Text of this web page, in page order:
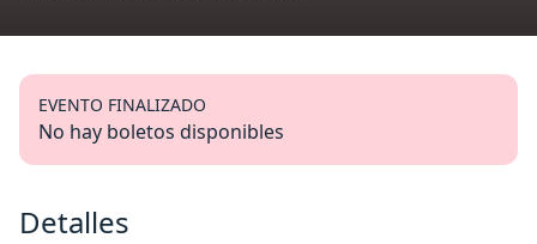
EVENTO FINALIZADO
No hay boletos disponibles
Detalles